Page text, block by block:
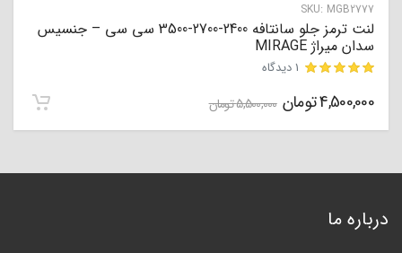
SKU: MGB2777
لنت ترمز جلو سانتافه 2400-2700-3500 سی سی – جنسیس
سدان میراژ MIRAGE
مشتری
1 دیدگاه
4,500,000تومان 5,500,000تومان
درباره ما